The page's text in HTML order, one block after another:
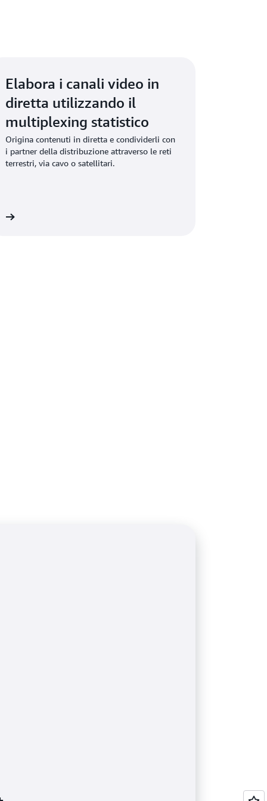
Elabora i canali video in
diretta utilizzando il
multiplexing statistico
Origina contenuti in diretta e condividerli con
i partner della distribuzione attraverso le reti
terrestri, via cavo o satellitari.